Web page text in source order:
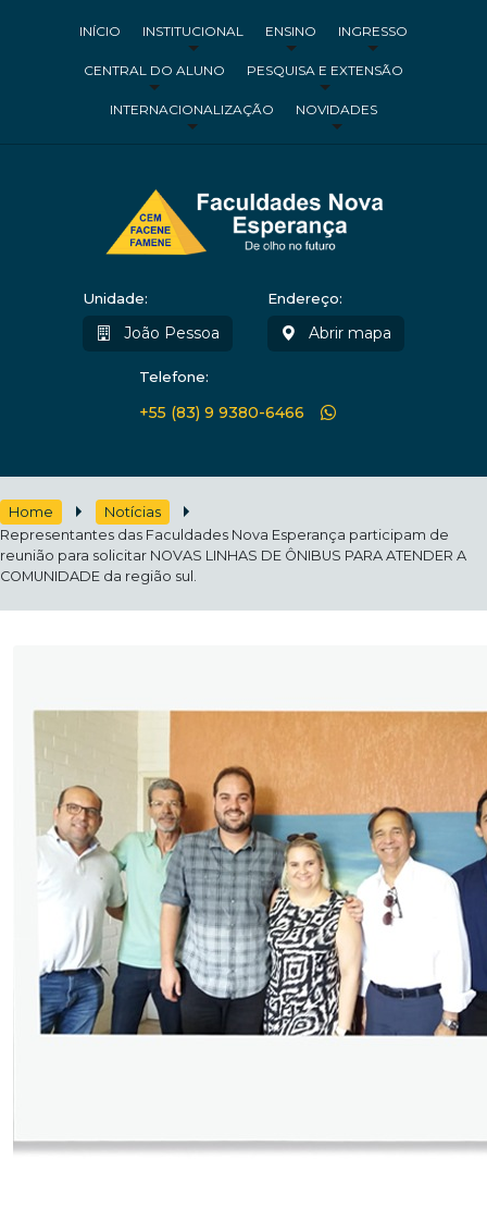
INÍCIO INSTITUCIONAL ENSINO INGRESSO
CENTRAL DO ALUNO PESQUISA E EXTENSÃO
INTERNACIONALIZAÇÃO NOVIDADES
Unidade:
João Pessoa
Endereço:
Abrir mapa
Telefone:
+55 (83) 9 9380-6466
Home
Notícias
Representantes das Faculdades Nova Esperança participam de
reunião para solicitar NOVAS LINHAS DE ÔNIBUS PARA ATENDER A
COMUNIDADE da região sul.